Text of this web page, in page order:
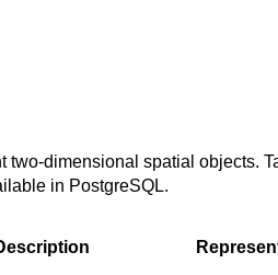
two-dimensional spatial objects.
in PostgreSQL.